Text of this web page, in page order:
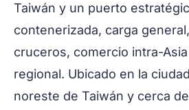
Taiwán y un puerto
contenerizada, carga
cruceros, comercio intra-
regional. Ubicado en la
noreste de Taiwán y cerca